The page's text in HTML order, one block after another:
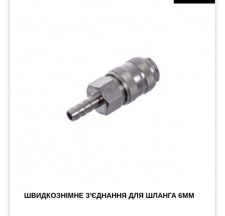
ШВИДКОЗНІМНЕ З'ЄДНАННЯ ДЛЯ ШЛАНГА 6ММ